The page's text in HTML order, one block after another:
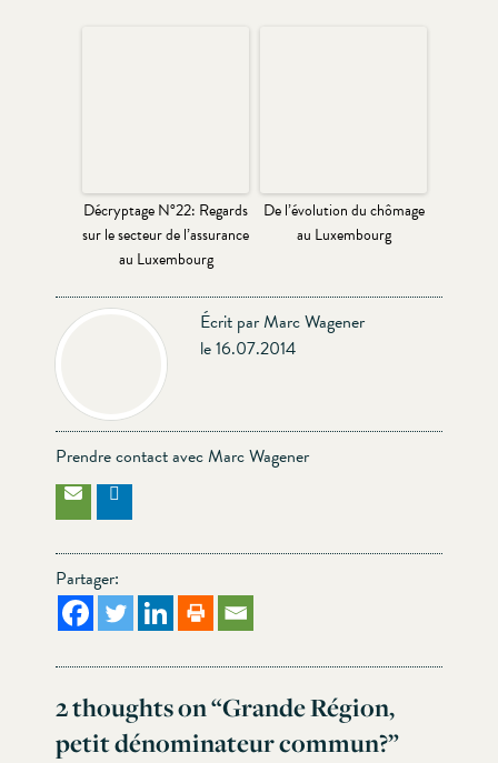
Décryptage N°22: Regards
sur le secteur de l’assurance
au Luxembourg
De l’évolution du chômage
au Luxembourg
Écrit par Marc Wagener
le 16.07.2014
Prendre contact avec Marc Wagener
Partager:
2 thoughts on “Grande Région,
petit dénominateur commun?”